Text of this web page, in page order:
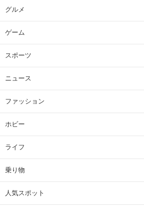
グルメ
ゲーム
スポーツ
ニュース
ファッション
ホビー
ライフ
乗り物
人気スポット